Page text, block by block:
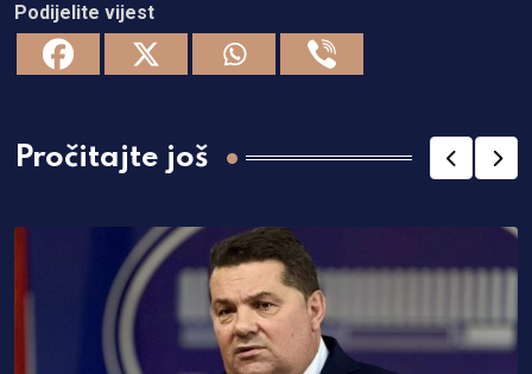
Podijelite vijest
Pročitajte još